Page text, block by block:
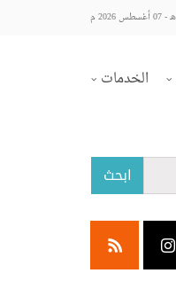
الخدمات
ابحث